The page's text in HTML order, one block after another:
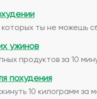
ты не можешь
ужинов
продуктов за 10
похудения
10 килограмм за